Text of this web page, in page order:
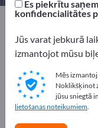
Exportpages
Piedziņas ķēdes
Pieprasījumi –
Es piekrītu
konfidencialitātes
Jūs varat jebkurā
izmantojot mūsu
Mēs
Noklikšķinot
jūsu sniegtā
lietošanas noteikumiem.